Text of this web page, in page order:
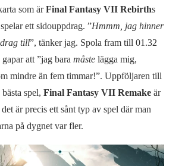
som ärFinal Fantasy VII Rebirths
ett sidouppdrag. ”Hmmm, jag hinner
till”, tänker jag. Spola fram till 01.32
att ”jag bara måste lägga mig,
mindre än fem timmar!”. Uppföljaren till
spel, Final Fantasy VII Remake är
är precis ett sånt typ av spel där man
på dygnet var fler.